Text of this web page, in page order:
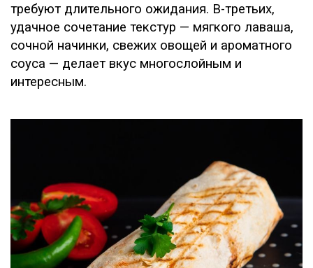
требуют длительного ожидания. В-третьих,
удачное сочетание текстур — мягкого лаваша,
сочной начинки, свежих овощей и ароматного
соуса — делает вкус многослойным и
интересным.